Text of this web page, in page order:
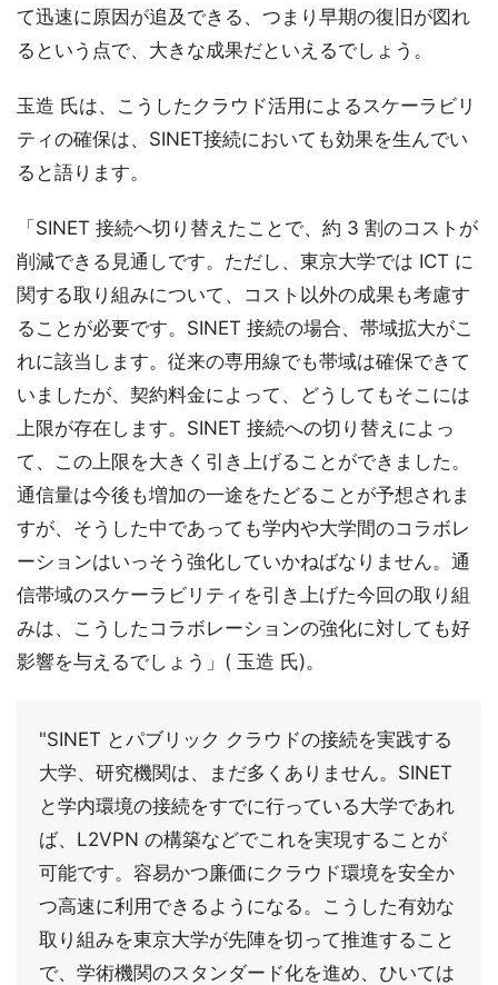
て迅速に原因が追及できる、つまり早期の復旧が図れ
るという点で、大きな成果だといえるでしょう。
玉造 氏は、こうしたクラウド活用によるスケーラビリ
ティの確保は、SINET接続においても効果を生んでい
ると語ります。
「SINET 接続へ切り替えたことで、約 3 割のコストが
削減できる見通しです。ただし、東京大学では ICT に
関する取り組みについて、コスト以外の成果も考慮す
ることが必要です。SINET 接続の場合、帯域拡大がこ
れに該当します。従来の専用線でも帯域は確保できて
いましたが、契約料金によって、どうしてもそこには
上限が存在します。SINET 接続への切り替えによっ
て、この上限を大きく引き上げることができました。
通信量は今後も増加の一途をたどることが予想されま
すが、そうした中であっても学内や大学間のコラボレ
ーションはいっそう強化していかねばなりません。通
信帯域のスケーラビリティを引き上げた今回の取り組
みは、こうしたコラボレーションの強化に対しても好
影響を与えるでしょう」( 玉造 氏)。
"SINET とパブリック クラウドの接続を実践する
大学、研究機関は、まだ多くありません。SINET
と学内環境の接続をすでに行っている大学であれ
ば、L2VPN の構築などでこれを実現することが
可能です。容易かつ廉価にクラウド環境を安全か
つ高速に利用できるようになる。こうした有効な
取り組みを東京大学が先陣を切って推進すること
で、学術機関のスタンダード化を進め、ひいては